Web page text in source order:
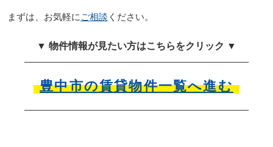
まずは、お気軽に ご相談 ください。
▼ 物件情報が見たい方はこちらをクリック ▼
豊中市の賃貸物件一覧へ進む